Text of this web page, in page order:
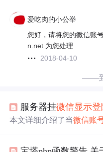
爱吃肉的小公举
您好，请将您的微信账
n.net 为您处理
2018-04-10
——
服务器挂微信显示登
本文详细介绍了当微信账